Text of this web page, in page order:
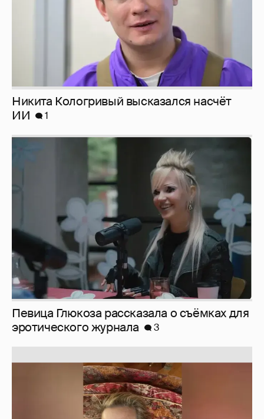
Певица Глюкоза рассказала о съёмках для
эротического журнала
3
Юлия Высоцкая выложила селфи без